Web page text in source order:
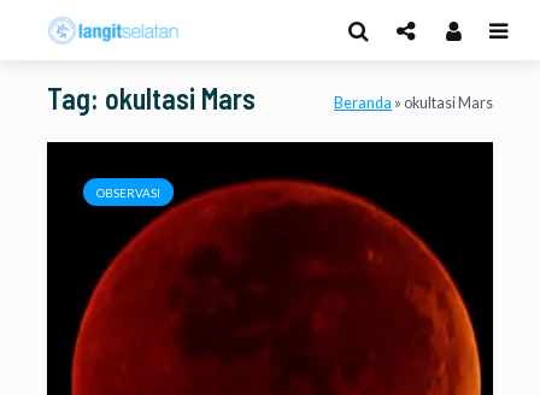
Tag: okultasi Mars Beranda » okultasi Mars
OBSERVASI